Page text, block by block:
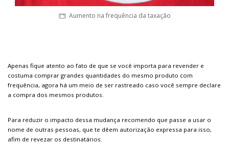
Aumento na frequência da taxação
Apenas fique atento ao fato de que se você importa para revender e
costuma comprar grandes quantidades do mesmo produto com
frequência, agora há um meio de ser rastreado caso você sempre declare
a compra dos mesmos produtos.
Para reduzir o impacto dessa mudança recomendo que passe a usar o
nome de outras pessoas, que te dêem autorização expressa para isso,
afim de revezar os destinatários.